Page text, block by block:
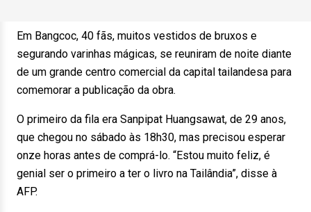
Em Bangcoc, 40 fãs, muitos vestidos de bruxos e
segurando varinhas mágicas, se reuniram de noite diante
de um grande centro comercial da capital tailandesa para
comemorar a publicação da obra.
O primeiro da fila era Sanpipat Huangsawat, de 29 anos,
que chegou no sábado às 18h30, mas precisou esperar
onze horas antes de comprá-lo. “Estou muito feliz, é
genial ser o primeiro a ter o livro na Tailândia”, disse à
AFP.